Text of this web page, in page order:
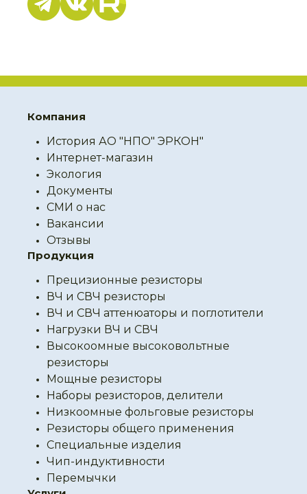
Компания
История АО "НПО" ЭРКОН"
Интернет-магазин
Экология
Документы
СМИ о нас
Вакансии
Отзывы
Продукция
Прецизионные резисторы
ВЧ и СВЧ резисторы
ВЧ и СВЧ аттенюаторы и поглотители
Нагрузки ВЧ и СВЧ
Высокоомные высоковольтные
резисторы
Мощные резисторы
Наборы резисторов, делители
Низкоомные фольговые резисторы
Резисторы общего применения
Специальные изделия
Чип-индуктивности
Перемычки